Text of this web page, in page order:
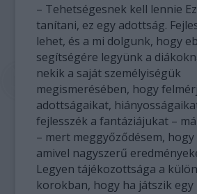
– Tehetségesnek kell lennie
tanítani, ez egy adottság.
lehet, és a mi dolgunk, hogy
segítségére legyünk a
nekik a saját személyiségük
megismerésében, hogy
adottságaikat,
fejlesszék a fantáziájukat –
– mert meggyőződésem,
amivel nagyszerű
Legyen tájékozottsága a
korokban, hogy ha játszik